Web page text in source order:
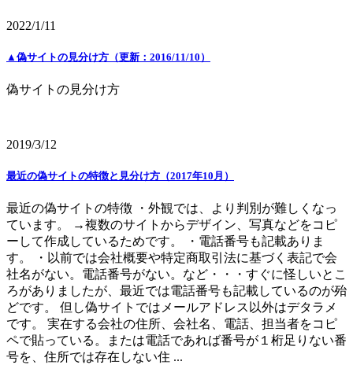
2022/1/11
▲偽サイトの見分け方（更新：2016/11/10）
偽サイトの見分け方
2019/3/12
最近の偽サイトの特徴と見分け方（2017年10月）
最近の偽サイトの特徴 ・外観では、より判別が難しくなっ
ています。 →複数のサイトからデザイン、写真などをコピ
ーして作成しているためです。 ・電話番号も記載ありま
す。 ・以前では会社概要や特定商取引法に基づく表記で会
社名がない。電話番号がない。など・・・すぐに怪しいとこ
ろがありましたが、最近では電話番号も記載しているのが殆
どです。 但し偽サイトではメールアドレス以外はデタラメ
です。 実在する会社の住所、会社名、電話、担当者をコピ
ペで貼っている。または電話であれば番号が１桁足りない番
号を、住所では存在しない住 ...